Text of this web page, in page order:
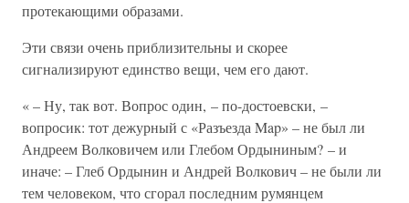
протекающими образами.
Эти связи очень приблизительны и скорее
сигнализируют единство вещи, чем его дают.
« – Ну, так вот. Вопрос один, – по-достоевски, –
вопросик: тот дежурный с «Разъезда Map» – не был ли
Андреем Волковичем или Глебом Ордыниным? – и
иначе: – Глеб Ордынин и Андрей Волкович – не были ли
тем человеком, что сгорал последним румянцем